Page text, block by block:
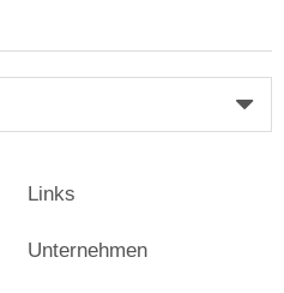
Links
Unternehmen